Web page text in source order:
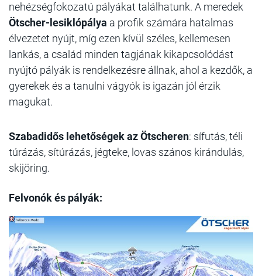
nehézségfokozatú pályákat találhatunk. A meredek
Ötscher-lesiklópálya a profik számára hatalmas
élvezetet nyújt, míg ezen kívül széles, kellemesen
lankás, a család minden tagjának kikapcsolódást
nyújtó pályák is rendelkezésre állnak, ahol a kezdők, a
gyerekek és a tanulni vágyók is igazán jól érzik
magukat.
Szabadidős lehetőségek az Ötscheren: sífutás, téli
túrázás, sítúrázás, jégteke, lovas szános kirándulás,
skijöring.
Felvonók és pályák: